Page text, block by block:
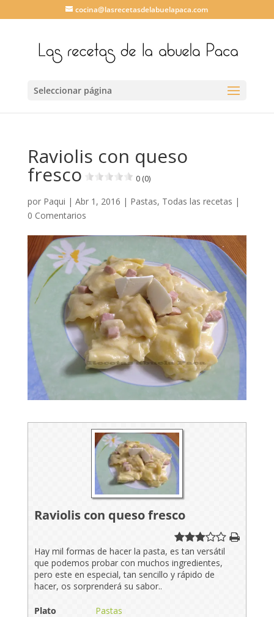
cocina@lasrecetasdelabuelapaca.com
Seleccionar página
Raviolis con queso
fresco 0 (0)
por Paqui | Abr 1, 2016 | Pastas, Todas las recetas |
0 Comentarios
Raviolis con queso fresco
Hay mil formas de hacer la pasta, es tan versátil
que podemos probar con muchos ingredientes,
pero este en especial, tan sencillo y rápido de
hacer, os sorprenderá su sabor..
Plato Pastas